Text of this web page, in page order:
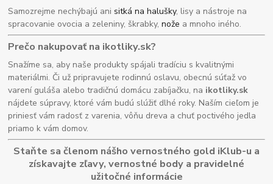
Samozrejme nechýbajú anisitká na halušky, lisy a nástroje na
spracovanie ovocia a zeleniny, škrabky,nože a mnoho iného.
Prečo nakupovať na ikotliky.sk?
Snažíme sa, aby naše produkty spájali tradíciu s kvalitnými
materiálmi. Či už pripravujete rodinnú oslavu, obecnú súťaž vo
varení guláša alebo tradičnú domácu zabíjačku, na ikotliky.sk
nájdete súpravy, ktoré vám budú slúžiť dlhé roky. Naším cieľom je
priniesť vám radosť z varenia, vôňu dreva a chuť poctivého jedla
priamo k vám domov.
Staňte sa členom nášho vernostného gold iKlub-u a
získavajte zľavy, vernostné body a pravidelné
užitočné informácie